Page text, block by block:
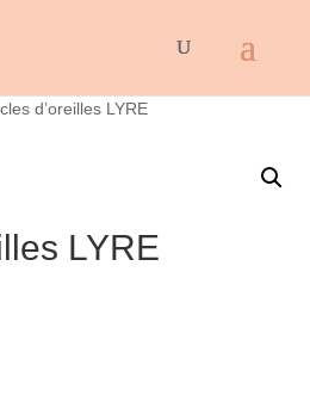
d’oreilles LYRE
LYRE